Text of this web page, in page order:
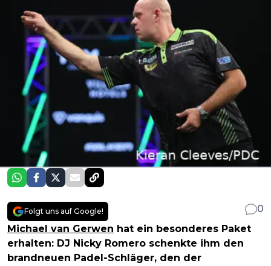
Folgt uns auf Google!
0
Michael van Gerwen hat ein besonderes Paket
erhalten: DJ Nicky Romero schenkte ihm den
brandneuen Padel-Schläger, den der